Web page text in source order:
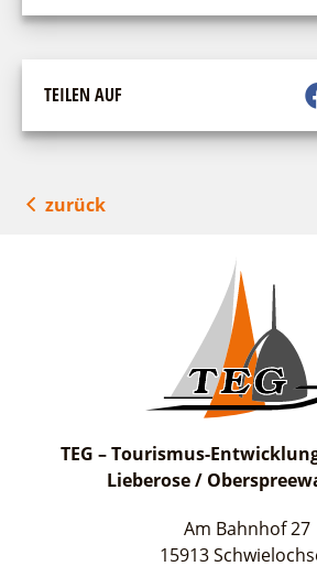
TEILEN AUF
zurück
TEG – Tourismus-
Lieberose /
Am Bahnhof 27
15913